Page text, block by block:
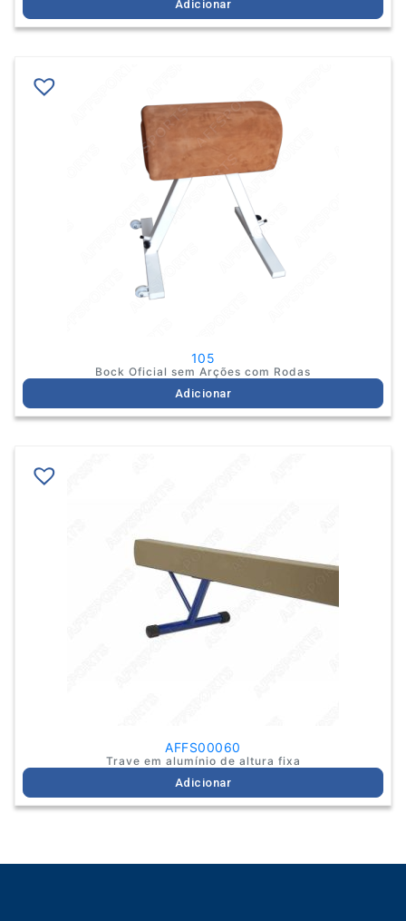
Adicionar
105
Bock Oficial sem Arções com Rodas
Adicionar
AFFS00060
Trave em alumínio de altura fixa
Adicionar